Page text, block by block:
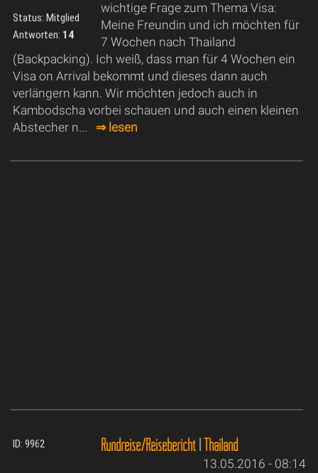
Status: Mitglied
Antworten: 14
wichtige Frage zum Thema Visa:
Meine Freundin und ich möchten für
7 Wochen nach Thailand
(Backpacking). Ich weiß, dass man für 4 Wochen ein
Visa on Arrival bekommt und dieses dann auch
verlängern kann. Wir möchten jedoch auch in
Kambodscha vorbei schauen und auch einen kleinen
Abstecher n... ⇒ lesen
ID: 9962 Rundreise/Reisebericht|Thailand
13.05.2016 - 08:14